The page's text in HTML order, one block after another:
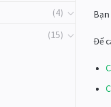
(4)
(15)
Để